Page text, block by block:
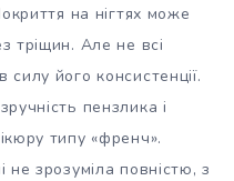
на нігтях може
тріщин. Але не всі
його консистенції.
пензлика і
типу «френч».
не зрозуміла повністю, з